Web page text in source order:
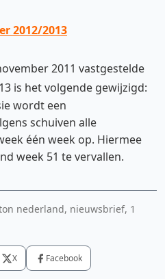
2012/2013
2011 vastgestelde
is het volgende gewijzigd:
wordt een
schuiven alle
één week op. Hiermee
week 51 te vervallen.
nederland, nieuwsbrief, 1
X Facebook